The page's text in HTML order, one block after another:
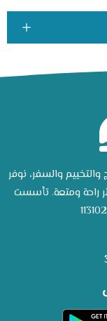
والسفر، نوفر
راحة ومتعة. تأسست